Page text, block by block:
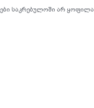
საკრებულოში არ ყოფილა